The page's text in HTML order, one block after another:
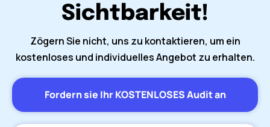
Sichtbarkeit!
Zögern Sie nicht, uns zu kontaktieren, um ein
kostenloses und individuelles Angebot zu erhalten.
Fordern sie Ihr KOSTENLOSES Audit an